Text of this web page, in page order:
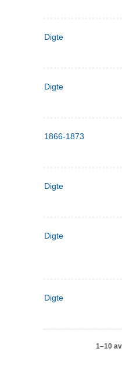
Digte
Digte
1866-1873
Digte
Digte
Digte
1–10